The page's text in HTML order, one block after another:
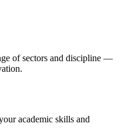
of sectors and discipline —
academic skills and